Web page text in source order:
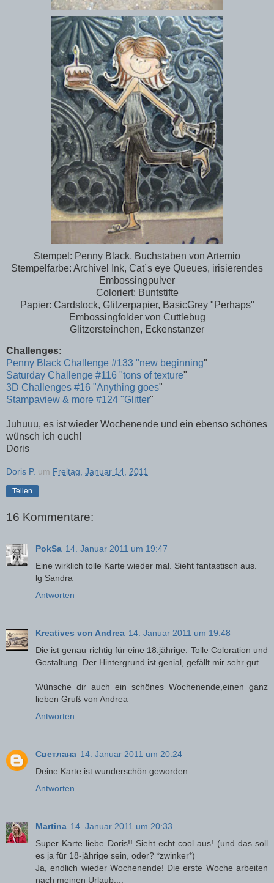
Stempel: Penny Black, Buchstaben von Artemio
Stempelfarbe: Archivel Ink, Cat´s eye Queues, irisierendes
Embossingpulver
Coloriert: Buntstifte
Papier: Cardstock, Glitzerpapier, BasicGrey "Perhaps"
Embossingfolder von Cuttlebug
Glitzersteinchen, Eckenstanzer
Challenges:
Penny Black Challenge #133 "new beginning"
Saturday Challenge #116 "tons of texture"
3D Challenges #16 "Anything goes"
Stampaview & more #124 "Glitter"
Juhuuu, es ist wieder Wochenende und ein ebenso schönes
wünsch ich euch!
Doris
Doris P. um Freitag, Januar 14, 2011
Teilen
16 Kommentare:
PokSa 14. Januar 2011 um 19:47
Eine wirklich tolle Karte wieder mal. Sieht fantastisch aus.
lg Sandra
Antworten
Kreatives von Andrea 14. Januar 2011 um 19:48
Die ist genau richtig für eine 18.jährige. Tolle Coloration und
Gestaltung. Der Hintergrund ist genial, gefällt mir sehr gut.
Wünsche dir auch ein schönes Wochenende,einen ganz
lieben Gruß von Andrea
Antworten
Светлана 14. Januar 2011 um 20:24
Deine Karte ist wunderschön geworden.
Antworten
Martina 14. Januar 2011 um 20:33
Super Karte liebe Doris!! Sieht echt cool aus! (und das soll
es ja für 18-jährige sein, oder? *zwinker*)
Ja, endlich wieder Wochenende! Die erste Woche arbeiten
nach meinen Urlaub....